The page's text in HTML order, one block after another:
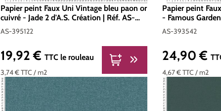
Papier peint Faux Uni Vintage bleu paon or
cuivré - Jade 2 d'A.S. Création | Réf. AS-
395122
AS-395122
3,74 €TTC / m2
Prix régulier :
19,92 € TTC le rouleau
Papier peint
- Famous
393542
AS-393542
4,67 €TTC/ m2
Prix régulier :
24,90 €